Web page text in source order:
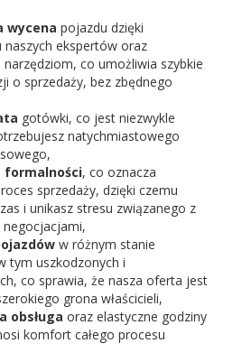
wycena pojazdu dzięki
naszych ekspertów oraz
co umożliwia szybkie
o sprzedaży, bez zbędnego
gotówki, co jest niezwykle
natychmiastowego
formalności, co oznacza
sprzedaży, dzięki czemu
i unikasz stresu związanego z
negocjacjami,
w różnym stanie
tym uszkodzonych i
co sprawia, że nasza oferta jest
grona właścicieli,
obsługa oraz elastyczne godziny
komfort całego procesu